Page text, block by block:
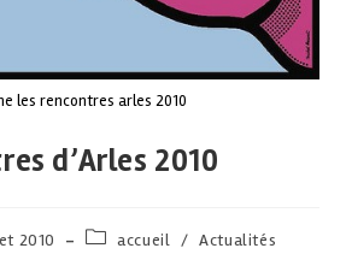
les rencontres arles 2010
d’Arles 2010
2010 accueil / Actualités